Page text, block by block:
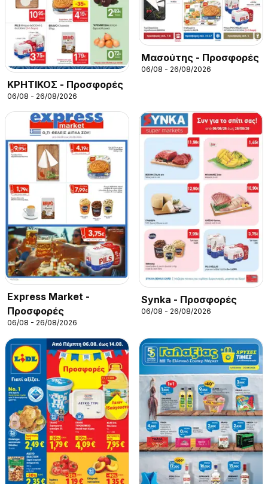
ΚΡΗΤΙΚΟΣ - Προσφορές
06/08 - 26/08/2026
Μασούτης - Προσφορές
06/08 - 26/08/2026
Express Market -
Προσφορές
06/08 - 26/08/2026
Synka - Προσφορές
06/08 - 26/08/2026